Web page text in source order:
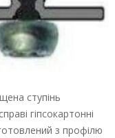
ступінь
гіпсокартонні
з профілю